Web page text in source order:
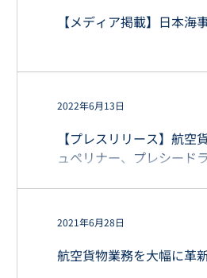
【メディア掲載】日本
【プレスリリース】航
ュペリナー、プレシード
2022年6月13日
航空貨物業務を大幅に革
2021年6月28日